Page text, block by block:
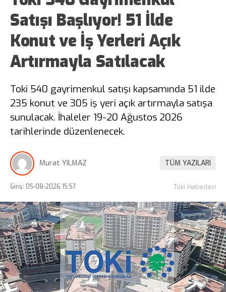
Satışı Başlıyor! 51 İlde
Konut ve İş Yerleri Açık
Artırmayla Satılacak
Toki 540 gayrimenkul satışı kapsamında 51 ilde
235 konut ve 305 iş yeri açık artırmayla satışa
sunulacak. İhaleler 19-20 Ağustos 2026
tarihlerinde düzenlenecek.
Murat YILMAZ TÜM YAZILARI
Giriş: 05-08-2026 15:57 Toki Haberleri